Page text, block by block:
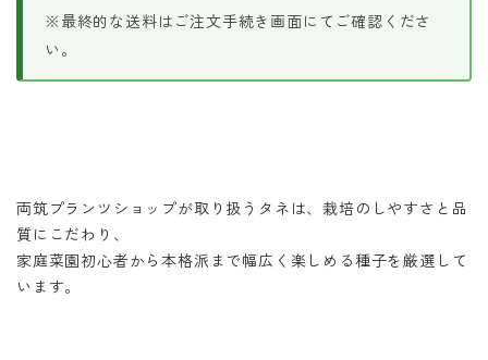
※最終的な送料はご注文手続き画面にてご確認くださ
い。
両筑プランツショップが取り扱うタネは、栽培のしやすさと品
質にこだわり、
家庭菜園初心者から本格派まで幅広く楽しめる種子を厳選して
います。